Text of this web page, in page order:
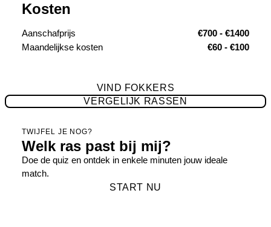
Kosten
Aanschafprijs
€700 - €1400
Maandelijkse kosten
€60 - €100
VIND FOKKERS
VERGELIJK RASSEN
TWIJFEL JE NOG?
Welk ras past bij mij?
Doe de quiz en ontdek in enkele minuten jouw ideale
match.
START NU